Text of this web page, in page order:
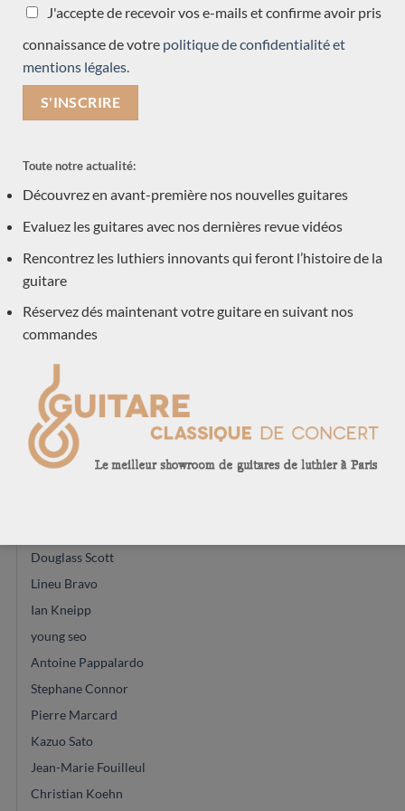
Alexander Pashentsev
Masura Kohno
Dominik Wurth
Thomas Eichert
Keijo Korelin
Dominique Field
Michael O'Leary
Alessandro Marseglia
Paul Shéridan
Vincent Humml
Douglass Scott
Lineu Bravo
Ian Kneipp
young seo
Antoine Pappalardo
Stephane Connor
Pierre Marcard
Kazuo Sato
Jean-Marie Fouilleul
Christian Koehn
J'accepte de recevoir vos e-mails et confirme avoir pris
connaissance de votre politique de confidentialité et
mentions légales.
Toute notre actualité:
Découvrez en avant-première nos nouvelles guitares
Evaluez les guitares avec nos dernières revue vidéos
Rencontrez les luthiers innovants qui feront l’histoire de la
guitare
Réservez dés maintenant votre guitare en suivant nos
commandes